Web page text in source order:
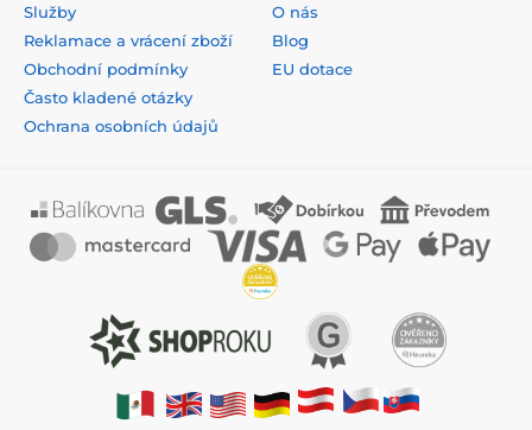
Služby
Reklamace a vrácení zboží
Obchodní podmínky
Často kladené otázky
Ochrana osobních údajů
O nás
Blog
EU dotace